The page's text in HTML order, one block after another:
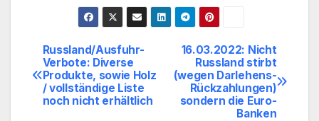
Beitragsnavigation
16.03.2022: Nicht
Russland stirbt
(wegen Darlehens-
Rückzahlungen)
sondern die Euro-
Banken
Russland/Ausfuhr-
Verbote: Diverse
Produkte, sowie Holz
/ vollständige Liste
noch nicht erhältlich